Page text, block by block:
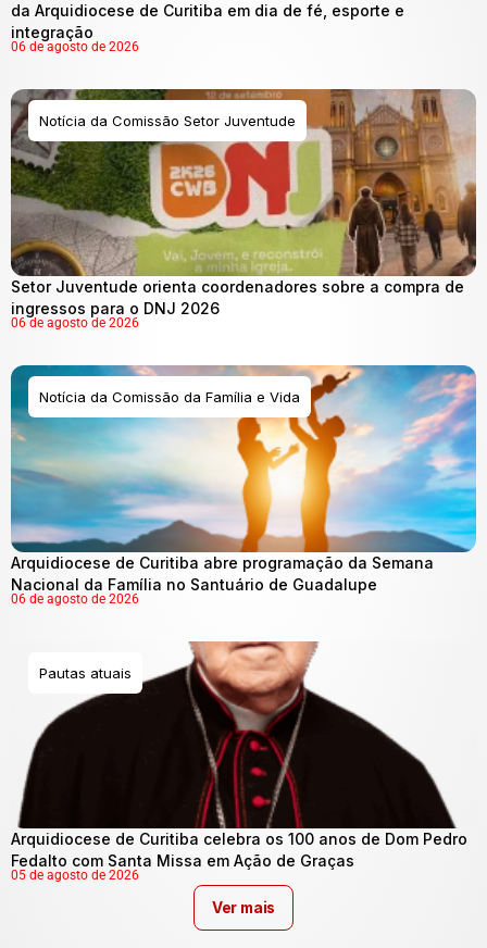
da Arquidiocese de Curitiba em dia de fé, esporte e
integração
06 de agosto de 2026
Notícia da Comissão Setor Juventude
Setor Juventude orienta coordenadores sobre a compra de
ingressos para o DNJ 2026
06 de agosto de 2026
Notícia da Comissão da Família e Vida
Arquidiocese de Curitiba abre programação da Semana
Nacional da Família no Santuário de Guadalupe
06 de agosto de 2026
Pautas atuais
Arquidiocese de Curitiba celebra os 100 anos de Dom Pedro
Fedalto com Santa Missa em Ação de Graças
05 de agosto de 2026
Ver mais